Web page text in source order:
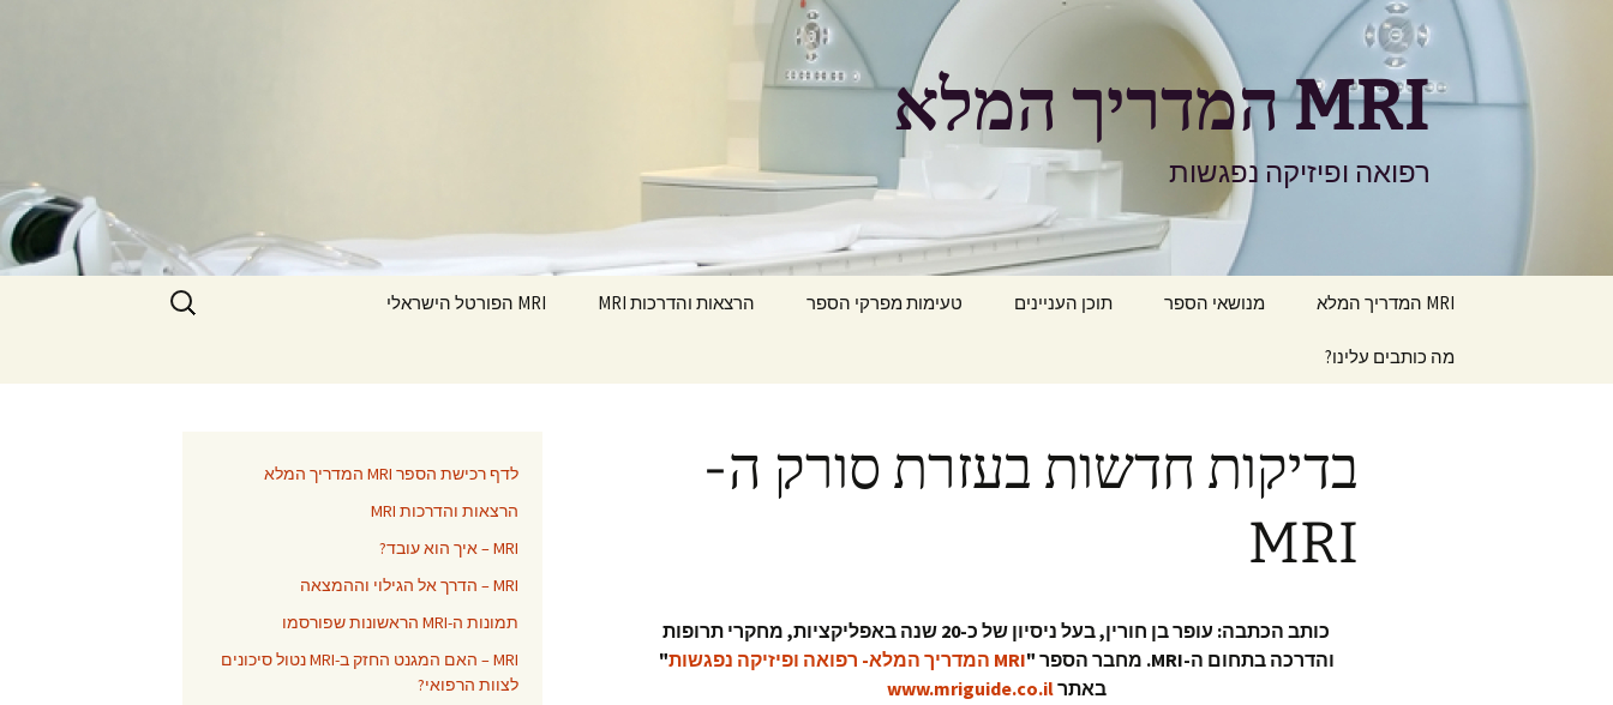
MRI המדריך המלא
רפואה ופיזיקה נפגשות
MRI המדריך המלא מנושאי הספר תוכן העניינים טעימות מפרקי הספר הרצאות והדרכות MRI MRI הפורטל הישראלי
מה כותבים עלינו?
חיפוש:
בדיקות חדשות בעזרת סורק ה-
MRI
כותב הכתבה: עופר בן חורין, בעל ניסיון של כ-20 שנה באפליקציות, מחקרי תרופות
והדרכה בתחום ה-MRI. מחבר הספר
"MRI המדריך המלא- רפואה ופיזיקה נפגשות
"
באתרwww.mriguide.co.il
לדף רכישת הספר MRI המדריך המלא
הרצאות והדרכות MRI
MRI – איך הוא עובד?
MRI – הדרך אל הגילוי וההמצאה
תמונות ה-MRI הראשונות שפורסמו
MRI – האם המגנט החזק ב-MRI נטול סיכונים
לצוות הרפואי?